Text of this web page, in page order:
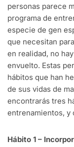
personas parece
programa de
especie de gen
que necesitan
en realidad, no
envuelto. Estas
hábitos que han
de sus vidas de
encontrarás tres
entrenamientos, y
Hábito 1 –